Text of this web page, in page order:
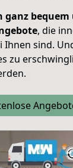
ganz
, die
Ihnen sind.
zu